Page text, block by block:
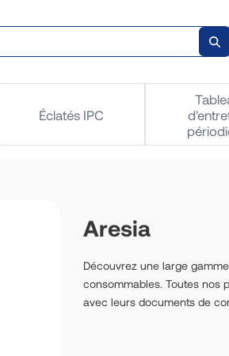
Éclatés IPC
Aresia
Découvrez une large
consommables. Toutes nos
avec leurs documents de